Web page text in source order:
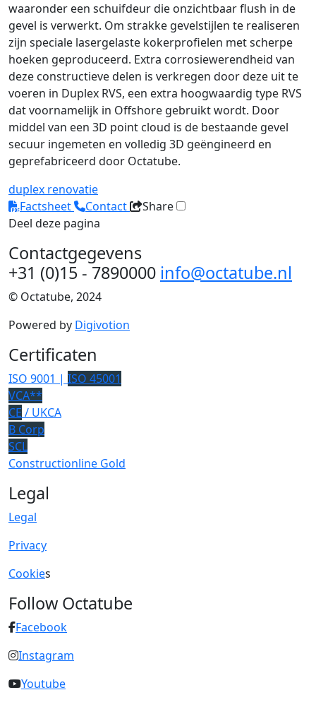
waaronder een schuifdeur die onzichtbaar flush in de
gevel is verwerkt. Om strakke gevelstijlen te realiseren
zijn speciale lasergelaste kokerprofielen met scherpe
hoeken geproduceerd. Extra corrosiewerendheid van
deze constructieve delen is verkregen door deze uit te
voeren in Duplex RVS, een extra hoogwaardig type RVS
dat voornamelijk in Offshore gebruikt wordt. Door
middel van een 3D point cloud is de bestaande gevel
secuur ingemeten en volledig 3D geëngineerd en
geprefabriceerd door Octatube.
duplex renovatie
Factsheet
Contact
Share
Deel deze pagina
Contactgegevens
+31 (0)15 - 7890000 info@octatube.nl
© Octatube, 2024
Powered by Digivotion
Certificaten
ISO 9001 | ISO 45001
VCA**
CE / UKCA
B Corp
SCL
Constructionline Gold
Legal
Legal
Privacy
Cookies
Follow Octatube
Facebook
Instagram
Youtube